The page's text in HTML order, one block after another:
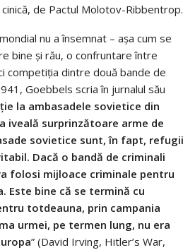
de Pactul Molotov-Ribbentrop.
nu a însemnat – așa cum se
bine și rău, o confruntare între
competiția dintre două bande de
Goebbels scria în jurnalul său
la ambasadele sovietice din
iveală surprinzătoare arme de
sovietice sunt, în fapt, refugii
Dacă o bandă de criminali
folosi mijloace criminale pentru
Este bine că se termină cu
totdeauna, prin campania
urmei, pe termen lung, nu era
” (David Irving, Hitler’s War,